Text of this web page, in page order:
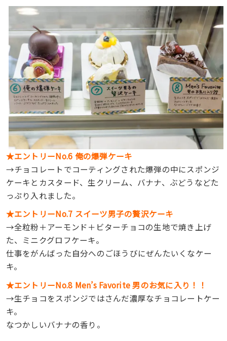
★エントリーNo.6 俺の爆弾ケーキ
→チョコレートでコーティングされた爆弾の中にスポンジ
ケーキとカスタード、生クリーム、バナナ、ぶどうなどた
っぷり入れました。
★エントリーNo.7 スイーツ男子の贅沢ケーキ
→全粒粉＋アーモンド＋ビターチョコの生地で焼き上げ
た、ミニクグロフケーキ。
仕事をがんばった自分へのごほうびにぜんたいくなケー
キ。
★エントリーNo.8 Men’s Favorite 男のお気に入り！！
→生チョコをスポンジではさんだ濃厚なチョコレートケー
キ。
なつかしいバナナの香り。